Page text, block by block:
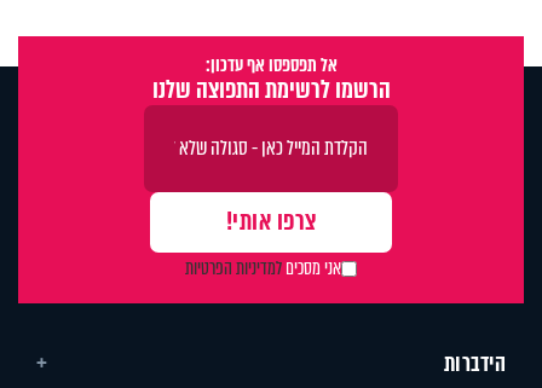
אל תפספסו אף עדכון:
הרשמו לרשימת התפוצה שלנו
אני מסכיםלמדיניות הפרטיות
הידברות